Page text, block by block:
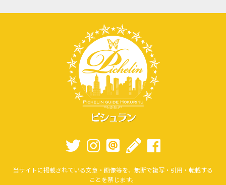
当サイトに掲載されている文章・画像等を、無断で複写・引用・転載する
ことを禁じます。